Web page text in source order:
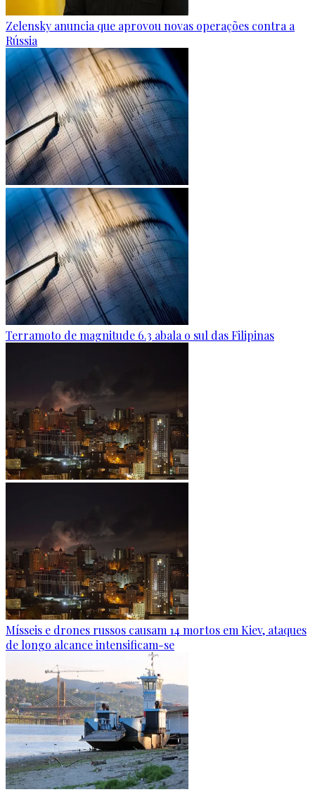
Zelensky anuncia que aprovou novas operações contra a
Rússia
Terramoto de magnitude 6.3 abala o sul das Filipinas
Mísseis e drones russos causam 14 mortos em Kiev, ataques
de longo alcance intensificam-se